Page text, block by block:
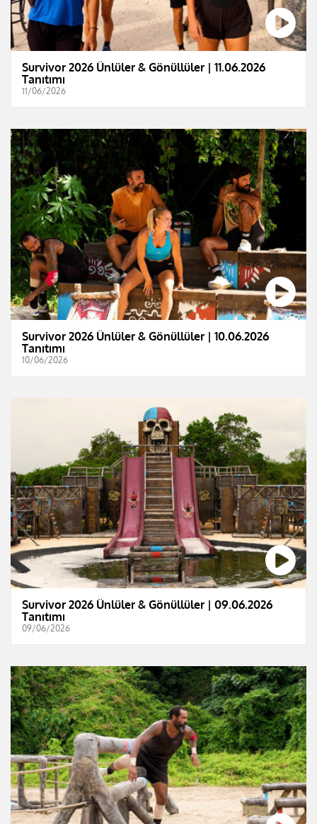
Survivor 2026 Ünlüler & Gönüllüler | 11.06.2026
Tanıtımı
11/06/2026
Survivor 2026 Ünlüler & Gönüllüler | 10.06.2026
Tanıtımı
10/06/2026
Survivor 2026 Ünlüler & Gönüllüler | 09.06.2026
Tanıtımı
09/06/2026